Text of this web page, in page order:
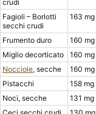
crudi
Fagioli – Borlotti
secchi crudi
163 mg
Frumento duro 160 mg
Miglio decorticato
160 mg
Nocciole, secche 160 mg
Pistacchi
158 mg
Noci, secche
131 mg